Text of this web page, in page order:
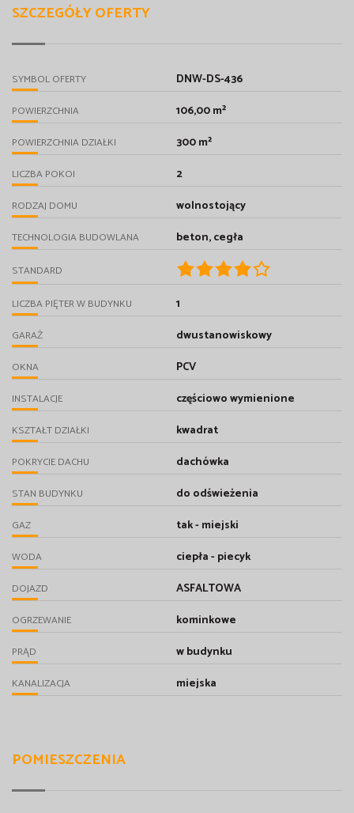
SZCZEGÓŁY OFERTY
SYMBOL OFERTY DNW-DS-436
POWIERZCHNIA 106,00 m²
POWIERZCHNIA DZIAŁKI 300 m²
LICZBA POKOI 2
RODZAJ DOMU wolnostojący
TECHNOLOGIA BUDOWLANA beton, cegła
STANDARD
LICZBA PIĘTER W BUDYNKU 1
GARAŻ dwustanowiskowy
OKNA PCV
INSTALACJE częściowo wymienione
KSZTAŁT DZIAŁKI kwadrat
POKRYCIE DACHU dachówka
STAN BUDYNKU do odświeżenia
GAZ tak - miejski
WODA ciepła - piecyk
DOJAZD ASFALTOWA
OGRZEWANIE kominkowe
PRĄD w budynku
KANALIZACJA miejska
POMIESZCZENIA